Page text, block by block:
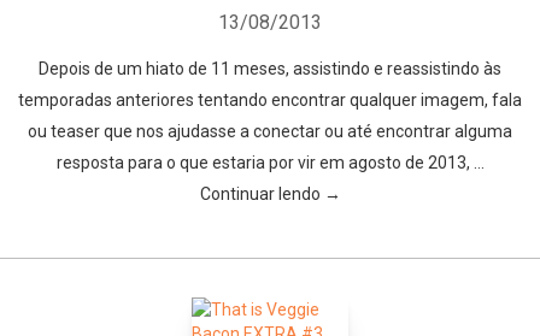
13/08/2013
Depois de um hiato de 11 meses, assistindo e reassistindo às
temporadas anteriores tentando encontrar qualquer imagem, fala
ou teaser que nos ajudasse a conectar ou até encontrar alguma
resposta para o que estaria por vir em agosto de 2013, …
Continuar lendo →